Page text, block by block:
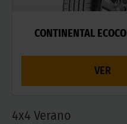
CONTINENTAL
VER
4x4 Verano